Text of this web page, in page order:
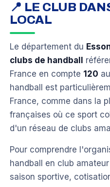
📍 LE CLUB
LOCAL
Le département du
clubs de handball
France en compte 120
handball est
France, comme dans la
françaises où ce sport
d'un réseau de clubs
Pour comprendre
handball en club
saison sportive,